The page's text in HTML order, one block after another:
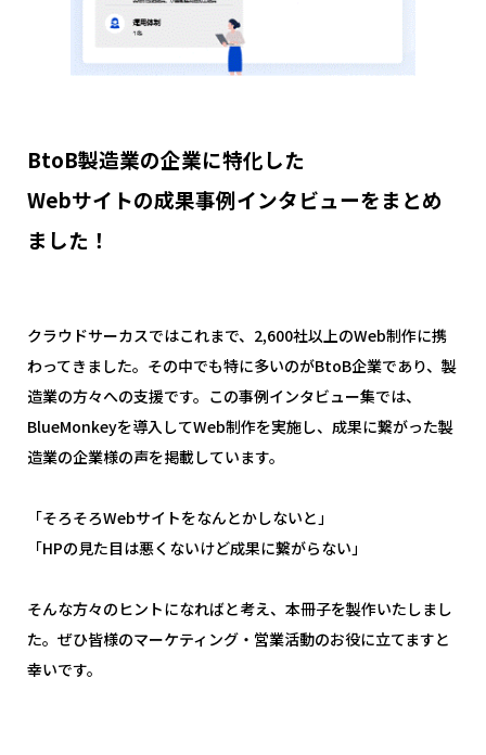
BtoB製造業の企業に特化した
Webサイトの成果事例インタビューをまとめ
ました！
クラウドサーカスではこれまで、2,600社以上のWeb制作に携
わってきました。その中でも特に多いのがBtoB企業であり、製
造業の方々への支援です。この事例インタビュー集では、
BlueMonkeyを導入してWeb制作を実施し、成果に繋がった製
造業の企業様の声を掲載しています。
「そろそろWebサイトをなんとかしないと」
「HPの見た目は悪くないけど成果に繋がらない」
そんな方々のヒントになればと考え、本冊子を製作いたしまし
た。ぜひ皆様のマーケティング・営業活動のお役に立てますと
幸いです。